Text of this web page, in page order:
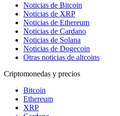
Noticias de Bitcoin
Noticias de XRP
Noticias de Ethereum
Noticias de Cardano
Noticias de Solana
Noticias de Dogecoin
Otras noticias de altcoins
Criptomonedas y precios
Bitcoin
Ethereum
XRP